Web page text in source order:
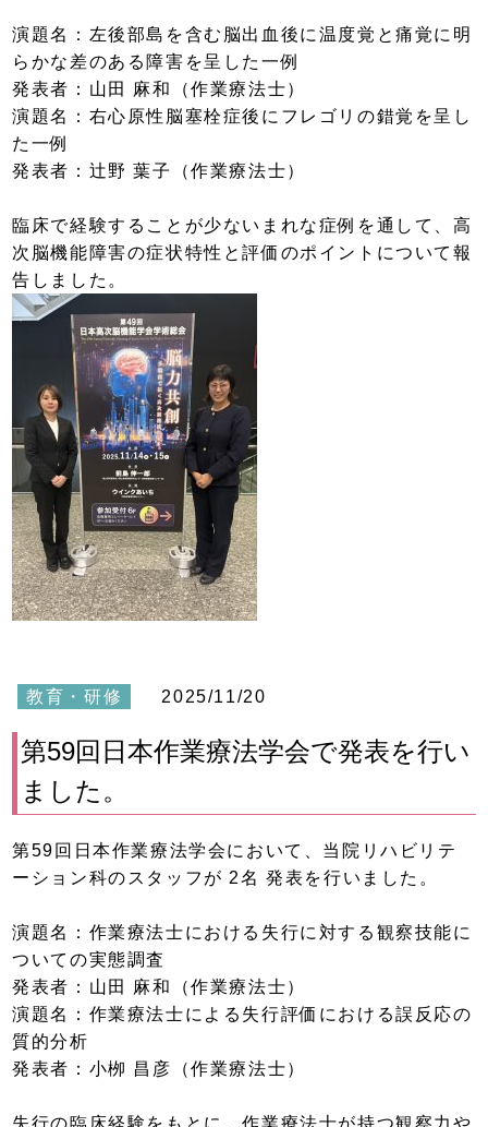
演題名：左後部島を含む脳出血後に温度覚と痛覚に明
らかな差のある障害を呈した一例
発表者：山田 麻和（作業療法士）
演題名：右心原性脳塞栓症後にフレゴリの錯覚を呈し
た一例
発表者：辻野 葉子（作業療法士）
臨床で経験することが少ないまれな症例を通して、高
次脳機能障害の症状特性と評価のポイントについて報
告しました。
教育・研修 2025/11/20
第59回日本作業療法学会で発表を行い
ました。
第59回日本作業療法学会において、当院リハビリテ
ーション科のスタッフが 2名 発表を行いました。
演題名：作業療法士における失行に対する観察技能に
ついての実態調査
発表者：山田 麻和（作業療法士）
演題名：作業療法士による失行評価における誤反応の
質的分析
発表者：小栁 昌彦（作業療法士）
失行の臨床経験をもとに、作業療法士が持つ観察力や